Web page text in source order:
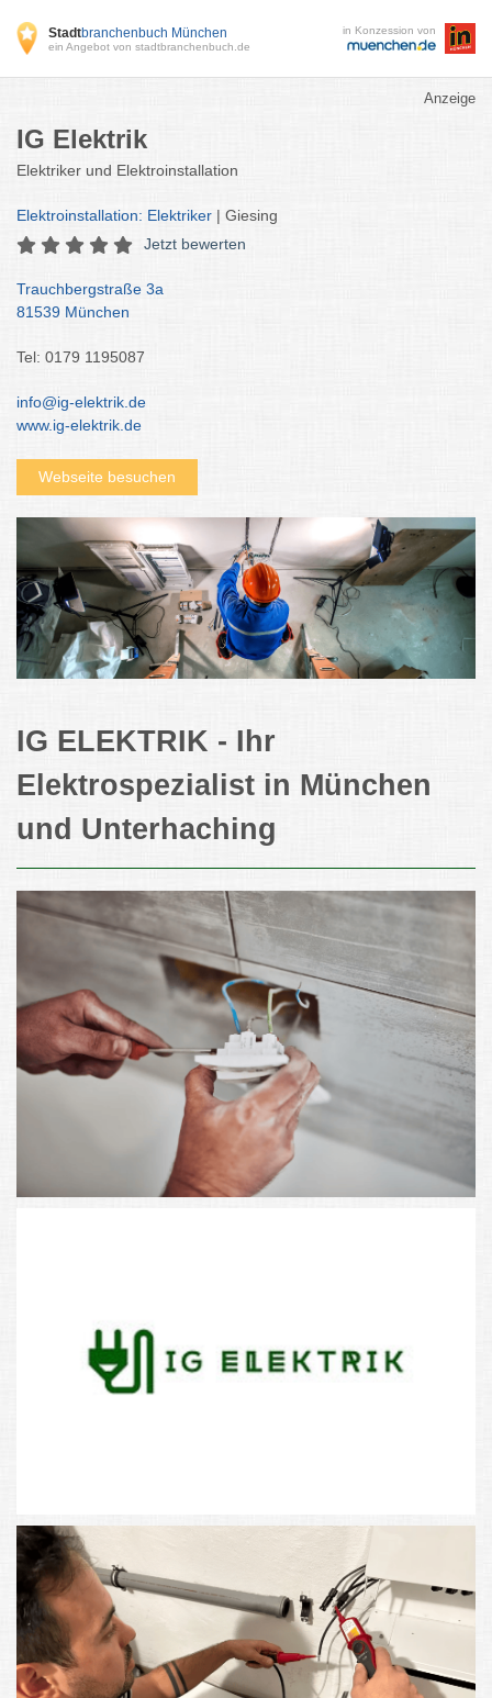
Stadtbranchenbuch München
ein Angebot von stadtbranchenbuch.de
in Konzession von
Anzeige
IG Elektrik
Elektriker und Elektroinstallation
Elektroinstallation: Elektriker | Giesing
Jetzt bewerten
Trauchbergstraße 3a
81539 München
Tel: 0179 1195087
info@ig-elektrik.de
www.ig-elektrik.de
Webseite besuchen
IG ELEKTRIK - Ihr
Elektrospezialist in München
und Unterhaching